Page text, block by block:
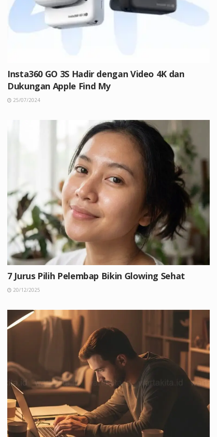
Insta360 GO 3S Hadir dengan Video 4K dan
Dukungan Apple Find My
25/07/2024
7 Jurus Pilih Pelembap Bikin Glowing Sehat
20/12/2025